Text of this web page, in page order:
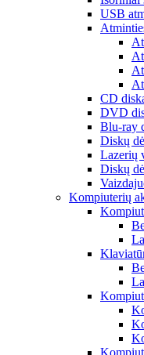
USB
CD
DVD
Blu-ray
Diskų
Lazerių
Diskų
Kompiuterių